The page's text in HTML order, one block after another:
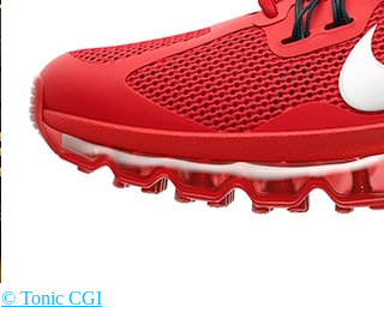
© Tonic CGI